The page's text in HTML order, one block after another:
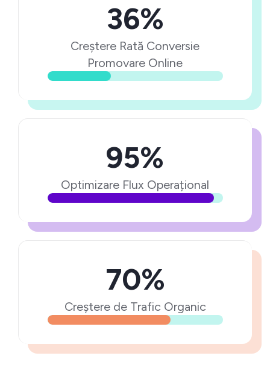
36%
Creștere Rată Conversie
Promovare Online
95%
Optimizare Flux Operațional
70%
Creștere de Trafic Organic